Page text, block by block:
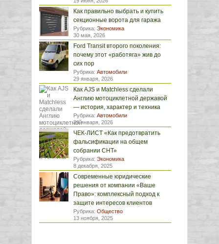
Как правильно выбрать и купить
секционные ворота для гаража
Рубрика: Экономика
30 мая, 2026
Ford Transit второго поколения:
почему этот «работяга» жив до
сих пор
Рубрика: Автомобили
29 января, 2026
Как AJS и Matchless сделали
Англию мотоциклетной державой
— история, характер и техника
Рубрика: Автомобили
29 января, 2026
ЧЕК-ЛИСТ «Как предотвратить
фальсификации на общем
собрании СНТ»
Рубрика: Экономика
8 декабря, 2025
Современные юридические
решения от компании «Ваше
Право»: комплексный подход к
защите интересов клиентов
Рубрика: Общество
13 ноября, 2025